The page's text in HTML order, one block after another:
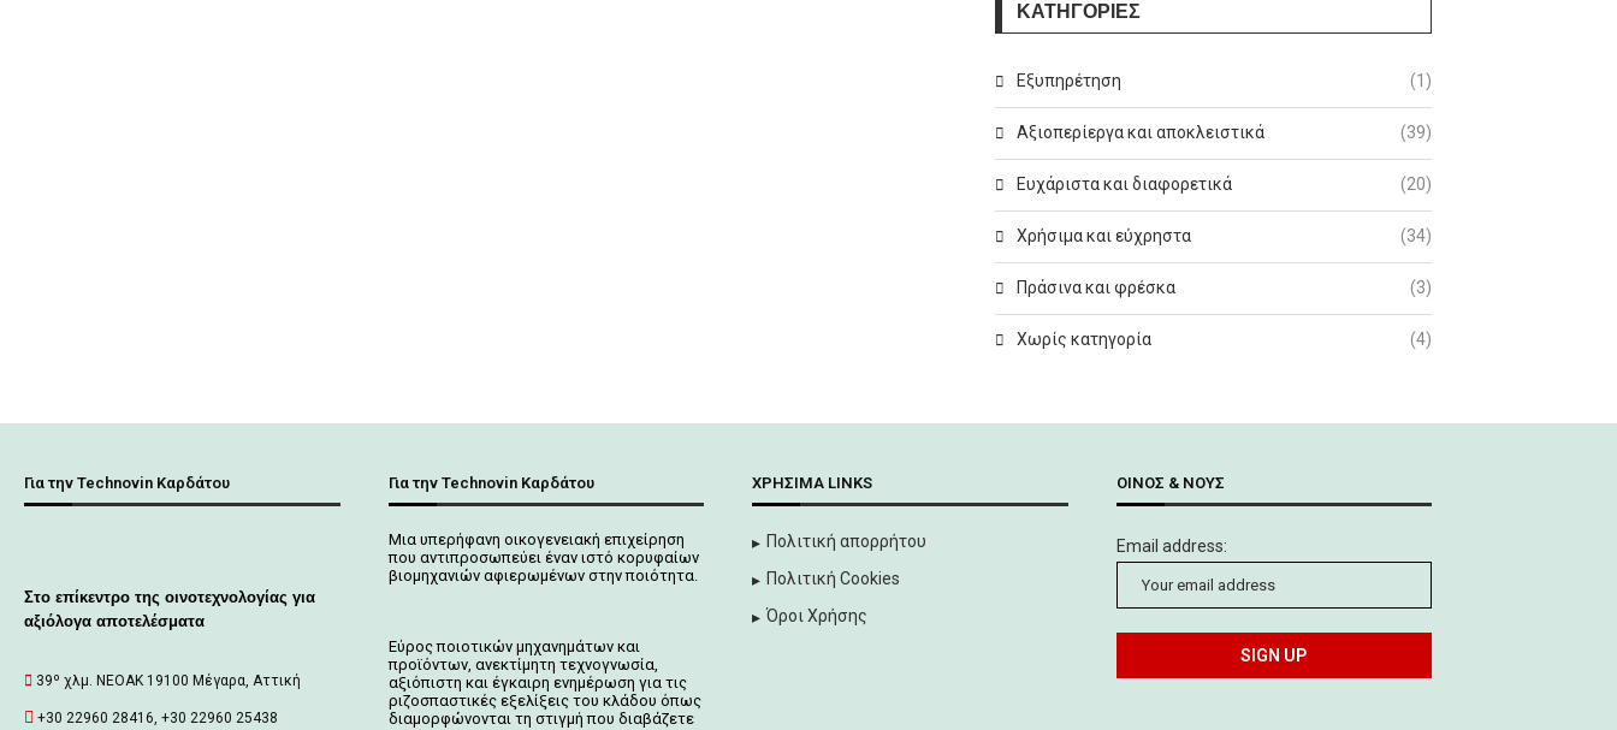
ΚΑΤΗΓΟΡΙΕΣ
Εξυπηρέτηση (1)
Αξιοπερίεργα και αποκλειστικά (39)
Ευχάριστα και διαφορετικά (20)
Χρήσιμα και εύχρηστα (34)
Πράσινα και φρέσκα (3)
Χωρίς κατηγορία (4)
Για την Technovin Καρδάτου
Στο επίκεντρο της οινοτεχνολογίας για
αξιόλογα αποτελέσματα
39º χλμ. ΝΕΟΑΚ 19100 Mέγαρα, Αττική
+30 22960 28416, +30 22960 25438
Για την Technovin Καρδάτου
Μια υπερήφανη οικογενειακή επιχείρηση
που αντιπροσωπεύει έναν ιστό κορυφαίων
βιομηχανιών αφιερωμένων στην ποιότητα.
Εύρος ποιοτικών μηχανημάτων και
προϊόντων, ανεκτίμητη τεχνογνωσία,
αξιόπιστη και έγκαιρη ενημέρωση για τις
ριζοσπαστικές εξελίξεις του κλάδου όπως
διαμορφώνονται τη στιγμή που διαβάζετε
ΧΡΉΣΙΜΑ LINKS
Πολιτική απορρήτου
Πολιτική Cookies
Όροι Χρήσης
ΟΊΝΟΣ & ΝΟΥΣ
Email address: